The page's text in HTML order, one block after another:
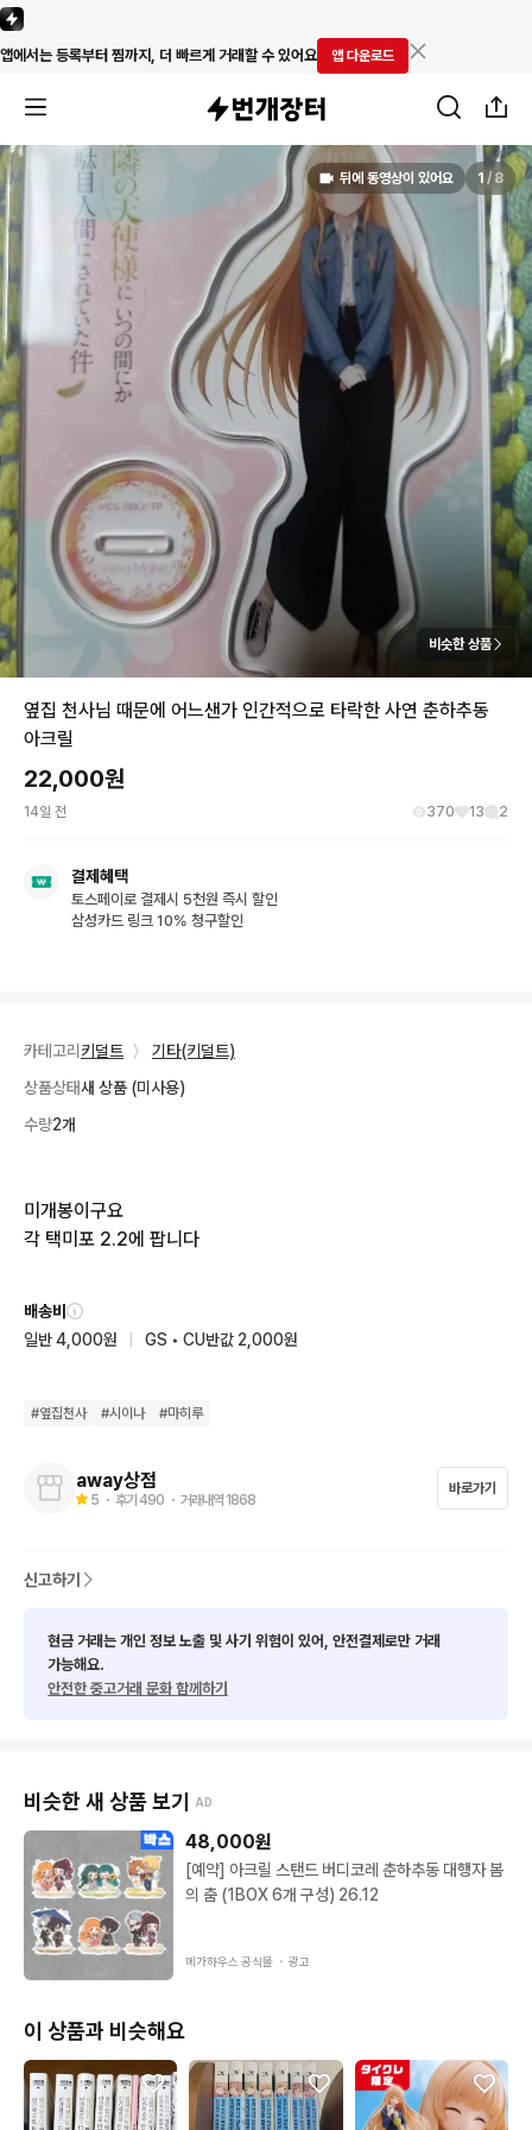
앱에서는 등록부터 찜까지, 더 빠르게 거래할 수 있어요 앱 다운로드
뒤에 동영상이 있어요 1 / 8
비슷한 상품
옆집 천사님 때문에 어느샌가 인간적으로 타락한 사연 춘하추동
아크릴
22,000원
14일 전 370 13 2
결제혜택
토스페이로 결제시 5천원 즉시 할인
삼성카드 링크 10% 청구할인
카테고리 키덜트 〉
기타(키덜트)
상품상태새 상품 (미사용)
수량2개
미개봉이구요
각 택미포 2.2에 팝니다
배송비
일반 4,000원
GS • CU반값 2,000원
#옆집천사 #시이나 #마히루
away상점
5 ・ 후기 490 ・ 거래내역 1868
바로가기
신고하기
현금 거래는 개인 정보 노출 및 사기 위험이 있어, 안전결제로만 거래
가능해요.
안전한 중고거래 문화 함께하기
비슷한 새 상품 보기 AD
48,000원
[예약] 아크릴 스탠드 버디코레 춘하추동 대행자 봄
의 춤 (1BOX 6개 구성) 26.12
메가하우스 공식몰 ・ 광고
이 상품과 비슷해요